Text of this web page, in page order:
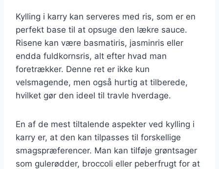
Kylling i karry kan serveres med ris, som er en
perfekt base til at opsuge den lækre sauce.
Risene kan være basmatiris, jasminris eller
endda fuldkornsris, alt efter hvad man
foretrækker. Denne ret er ikke kun
velsmagende, men også hurtig at tilberede,
hvilket gør den ideel til travle hverdage.
En af de mest tiltalende aspekter ved kylling i
karry er, at den kan tilpasses til forskellige
smagspræferencer. Man kan tilføje grøntsager
som gulerødder, broccoli eller peberfrugt for at